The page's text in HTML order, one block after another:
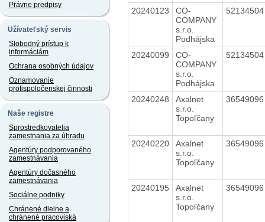
Právne predpisy
Užívateľský servis
Slobodný prístup k
informáciám
Ochrana osobných údajov
Oznamovanie
protispoločenskej činnosti
Naše registre
Sprostredkovatelia
zamestnania za úhradu
Agentúry podporovaného
zamestnávania
Agentúry dočasného
zamestnávania
Sociálne podniky
Chránené dielne a
chránené pracoviská
20240123
CO-
COMPANY
s.r.o.
Podhájska
20240099
CO-
COMPANY
s.r.o.
Podhájska
20240248
Axalnet
s.r.o.
Topoľčany
20240220
Axalnet
s.r.o.
Topoľčany
20240195
Axalnet
s.r.o.
Topoľčany